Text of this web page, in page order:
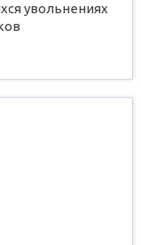
увольнениях